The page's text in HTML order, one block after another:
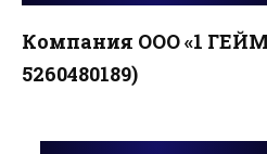
Компания ООО «1
5260480189)